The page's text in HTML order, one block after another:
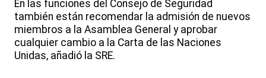
En las funciones del Consejo de Seguridad
también están recomendar la admisión de nuevos
miembros a la Asamblea General y aprobar
cualquier cambio a la Carta de las Naciones
Unidas, añadió la SRE.